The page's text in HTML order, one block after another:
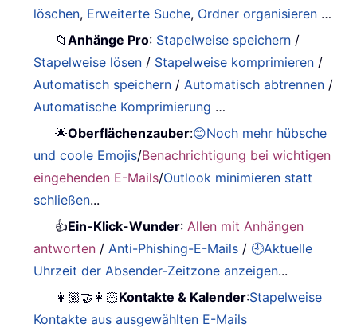
löschen, Erweiterte Suche, Ordner organisieren …
📁Anhänge Pro: Stapelweise speichern /
Stapelweise lösen / Stapelweise komprimieren /
Automatisch speichern / Automatisch abtrennen /
Automatische Komprimierung …
🌟Oberflächenzauber:😊Noch mehr hübsche
und coole Emojis/Benachrichtigung bei wichtigen
eingehenden E-Mails/Outlook minimieren statt
schließen...
👍Ein-Klick-Wunder: Allen mit Anhängen
antworten / Anti-Phishing-E-Mails / 🕘Aktuelle
Uhrzeit der Absender-Zeitzone anzeigen...
👩🏼‍🤝‍👩🏻Kontakte & Kalender:Stapelweise
Kontakte aus ausgewählten E-Mails